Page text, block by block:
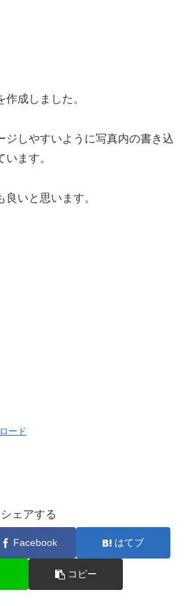
成しました。
ジしやすいように写真内の書き込
ます。
いと思います。
ード
シェアする
Facebook はてブ
コピー